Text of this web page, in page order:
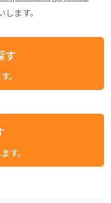
ます。
す
。
す。